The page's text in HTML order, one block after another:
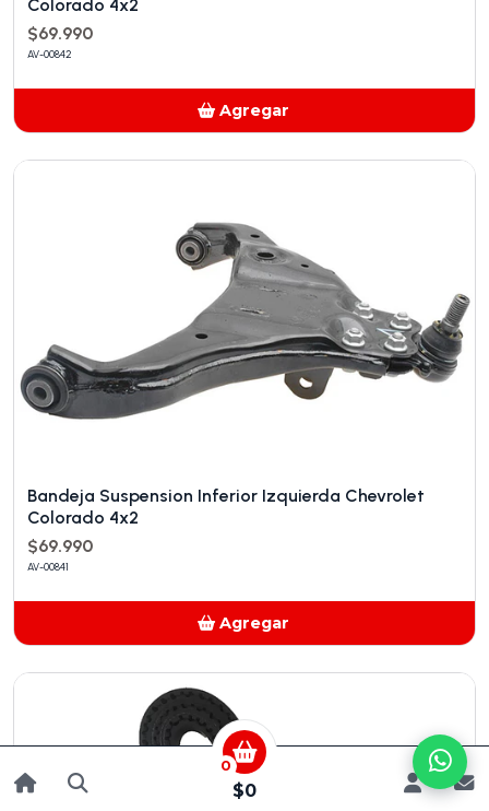
0
$0
Colorado 4x2
$69.990
AV-00842
Agregar
Bandeja Suspension Inferior Izquierda Chevrolet
Colorado 4x2
$69.990
AV-00841
Agregar